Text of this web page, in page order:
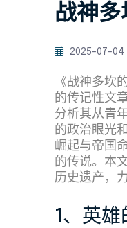
战神
2025-07-04
《战神多坎
的传记性文
分析其从青
的政治眼光
崛起与帝国
的传说。本
历史遗产，
1、英雄